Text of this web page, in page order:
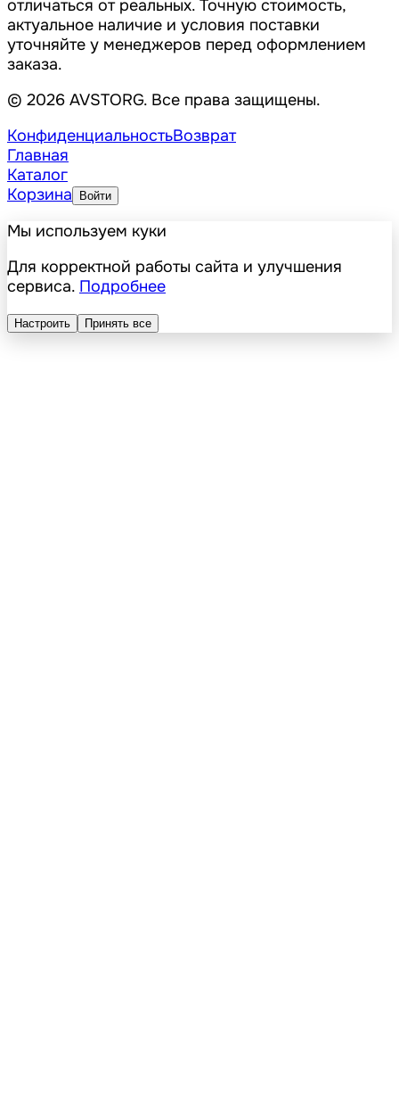
отличаться от реальных. Точную стоимость,
актуальное наличие и условия поставки
уточняйте у менеджеров перед оформлением
заказа.
© 2026 AVSTORG. Все права защищены.
КонфиденциальностьВозврат
Главная
Каталог
Корзина
Войти
Мы используем куки
Для корректной работы сайта и улучшения
сервиса. Подробнее
Настроить Принять все